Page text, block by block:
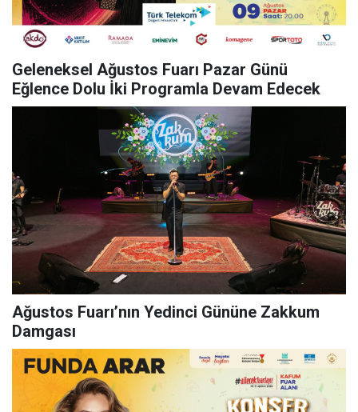
Geleneksel Ağustos Fuarı Pazar Günü
Eğlence Dolu İki Programla Devam Edecek
Ağustos Fuarı’nın Yedinci Gününe Zakkum
Damgası